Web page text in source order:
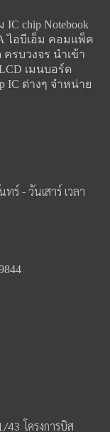
chip Notebook
ไอบีเอ็ม คอมแพ็ค
ครบวงจร นำเข้า
เมนบอร์ด
IC ต่างๆ จำหน่าย
ร์ - วันเสาร์ เวลา
โครงการบิส